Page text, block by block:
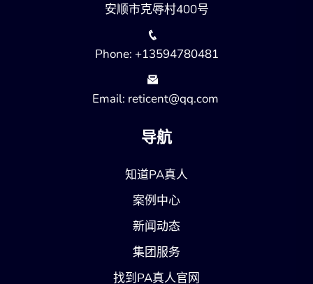
安顺市克辱村400号
Phone: +13594780481
Email: reticent@qq.com
导航
知道PA真人
案例中心
新闻动态
集团服务
找到PA真人官网